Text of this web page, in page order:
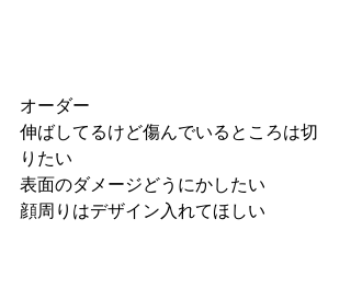
オーダー
伸ばしてるけど傷んでいるところは切
りたい
表面のダメージどうにかしたい
顔周りはデザイン入れてほしい